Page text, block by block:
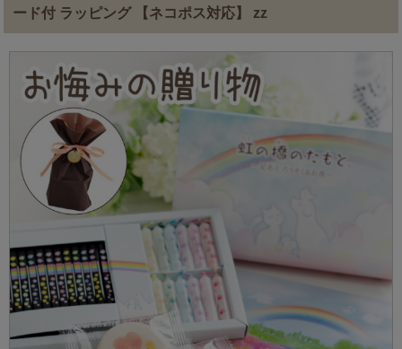
ード付 ラッピング 【ネコポス対応】 zz